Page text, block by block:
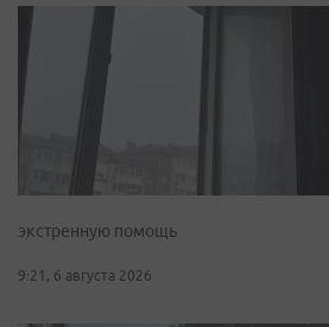
экстренную помощь
9:21, 6 августа 2026